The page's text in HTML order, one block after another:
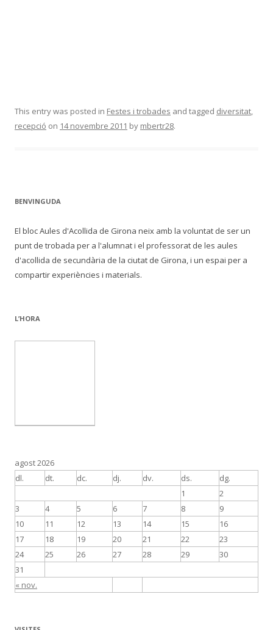
This entry was posted in Festes i trobades and tagged diversitat,
recepció on 14 novembre 2011 by mbertr28.
BENVINGUDA
El bloc Aules d'Acollida de Girona neix amb la voluntat de ser un
punt de trobada per a l'alumnat i el professorat de les aules
d'acollida de secundària de la ciutat de Girona, i un espai per a
compartir experiències i materials.
L’HORA
agost 2026
dl.
dt. dc. dj. dv. ds. dg.
« nov.
1
2
3
4 5 6 7 8
9
10
11 12 13 14 15
16
17
18 19 20 21 22
23
24
25 26 27 28 29
30
31